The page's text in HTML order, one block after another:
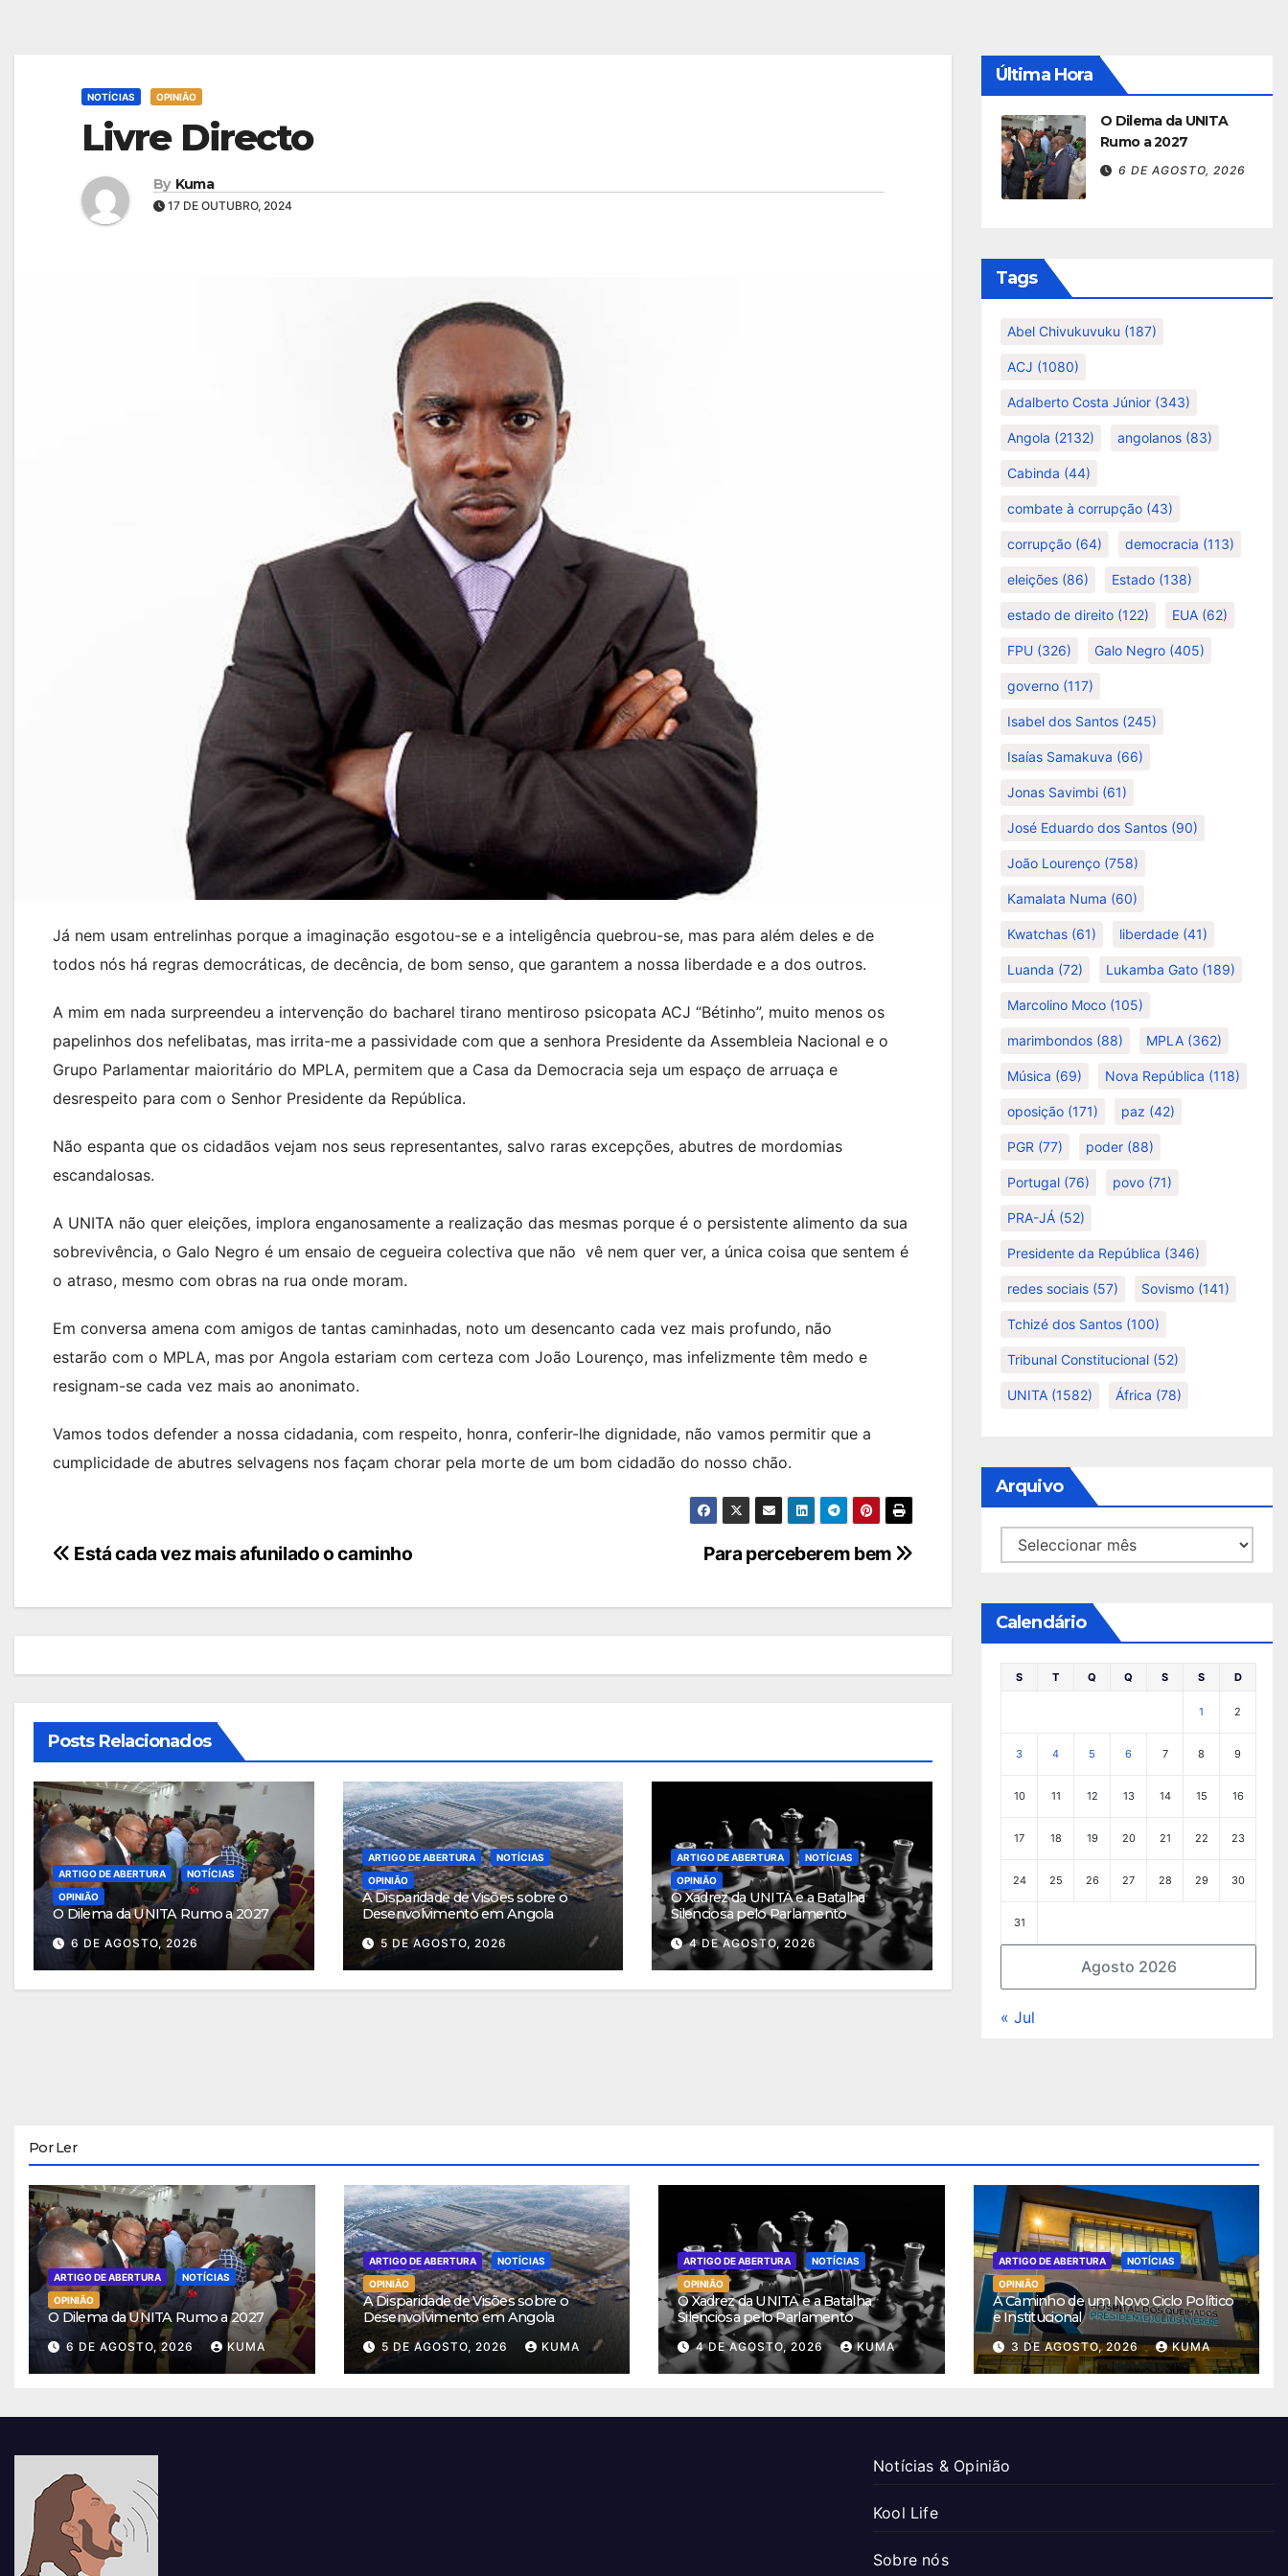
NOTÍCIAS OPINIÃO
Livre Directo
By Kuma
17 DE OUTUBRO, 2024
Já nem usam entrelinhas porque a imaginação esgotou-se e a inteligência quebrou-se, mas para além deles e de
todos nós há regras democráticas, de decência, de bom senso, que garantem a nossa liberdade e a dos outros.
A mim em nada surpreendeu a intervenção do bacharel tirano mentiroso psicopata ACJ “Bétinho”, muito menos os
papelinhos dos nefelibatas, mas irrita-me a passividade com que a senhora Presidente da Assembleia Nacional e o
Grupo Parlamentar maioritário do MPLA, permitem que a Casa da Democracia seja um espaço de arruaça e
desrespeito para com o Senhor Presidente da República.
Não espanta que os cidadãos vejam nos seus representantes, salvo raras excepções, abutres de mordomias
escandalosas.
A UNITA não quer eleições, implora enganosamente a realização das mesmas porque é o persistente alimento da sua
sobrevivência, o Galo Negro é um ensaio de cegueira colectiva que não vê nem quer ver, a única coisa que sentem é
o atraso, mesmo com obras na rua onde moram.
Em conversa amena com amigos de tantas caminhadas, noto um desencanto cada vez mais profundo, não
estarão com o MPLA, mas por Angola estariam com certeza com João Lourenço, mas infelizmente têm medo e
resignam-se cada vez mais ao anonimato.
Vamos todos defender a nossa cidadania, com respeito, honra, conferir-lhe dignidade, não vamos permitir que a
cumplicidade de abutres selvagens nos façam chorar pela morte de um bom cidadão do nosso chão.
Navegação
Para perceberem bem
Está cada vez mais afunilado o caminho
Posts Relacionados
ARTIGO DE ABERTURA
NOTÍCIAS
OPINIÃO
O Dilema da UNITA Rumo a 2027
6 DE AGOSTO, 2026
ARTIGO DE ABERTURA
NOTÍCIAS
OPINIÃO
A Disparidade de Visões sobre o
Desenvolvimento em Angola
5 DE AGOSTO, 2026
ARTIGO DE ABERTURA
NOTÍCIAS
OPINIÃO
O Xadrez da UNITA e a Batalha
Silenciosa pelo Parlamento
4 DE AGOSTO, 2026
Última Hora
O Dilema da UNITA
Rumo a 2027
6 DE AGOSTO, 2026
Tags
Abel Chivukuvuku (187)
ACJ (1080)
Adalberto Costa Júnior (343)
Angola (2132) angolanos (83)
Cabinda (44)
combate à corrupção (43)
corrupção (64) democracia (113)
eleições (86) Estado (138)
estado de direito (122) EUA (62)
FPU (326) Galo Negro (405)
governo (117)
Isabel dos Santos (245)
Isaías Samakuva (66)
Jonas Savimbi (61)
José Eduardo dos Santos (90)
João Lourenço (758)
Kamalata Numa (60)
Kwatchas (61) liberdade (41)
Luanda (72) Lukamba Gato (189)
Marcolino Moco (105)
marimbondos (88) MPLA (362)
Música (69) Nova República (118)
oposição (171) paz (42)
PGR (77) poder (88)
Portugal (76) povo (71)
PRA-JÁ (52)
Presidente da República (346)
redes sociais (57) Sovismo (141)
Tchizé dos Santos (100)
Tribunal Constitucional (52)
UNITA (1582) África (78)
Arquivo
Arquivo
Calendário
Agosto 2026
S T Q Q S S D
1 2
3 4 5 6 7 8 9
10 11 12 13 14 15 16
17 18 19 20 21 22 23
24 25 26 27 28 29 30
31
« Jul
Por Ler
ARTIGO DE ABERTURA
NOTÍCIAS
OPINIÃO
O Dilema da UNITA Rumo a 2027
6 DE AGOSTO, 2026 KUMA
ARTIGO DE ABERTURA
NOTÍCIAS
OPINIÃO
A Disparidade de Visões sobre o
Desenvolvimento em Angola
5 DE AGOSTO, 2026 KUMA
ARTIGO DE ABERTURA
NOTÍCIAS
OPINIÃO
O Xadrez da UNITA e a Batalha
Silenciosa pelo Parlamento
4 DE AGOSTO, 2026 KUMA
ARTIGO DE ABERTURA
NOTÍCIAS
OPINIÃO
A Caminho de um Novo Ciclo Político
e Institucional
3 DE AGOSTO, 2026 KUMA
Notícias & Opinião
Kool Life
Sobre nós